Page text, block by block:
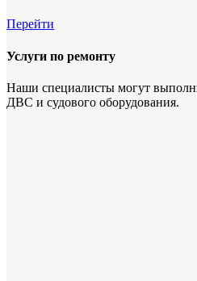
Перейти
Услуги по ремонту
Наши специалисты могут
ДВС и судового оборудования.